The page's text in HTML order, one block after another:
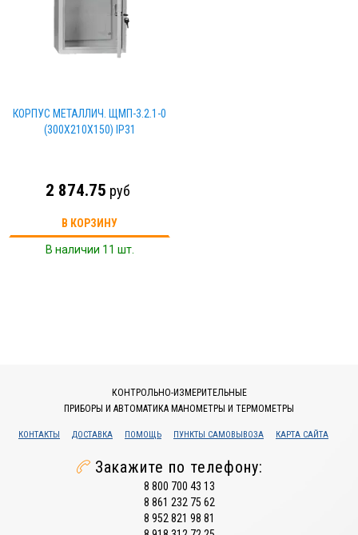
КОРПУС МЕТАЛЛИЧ. ЩМП-3.2.1-0
(300Х210Х150) IP31
2 874.75 руб
В КОРЗИНУ
В наличии 11 шт.
КОНТРОЛЬНО-ИЗМЕРИТЕЛЬНЫЕ
ПРИБОРЫ И АВТОМАТИКА МАНОМЕТРЫ И ТЕРМОМЕТРЫ
КОНТАКТЫ ДОСТАВКА ПОМОЩЬ ПУНКТЫ САМОВЫВОЗА КАРТА САЙТА
Закажите по телефону:
8 800 700 43 13
8 861 232 75 62
8 952 821 98 81